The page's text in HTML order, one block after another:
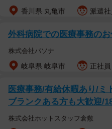
香川県 丸亀市 派遣
外科病院での医療事務の
株式会社パソナ
岐阜県 岐阜市 正社
医療事務/有給休暇あり/ミ
ブランクある方も大歓迎/
株式会社ホットスタッフ倉敷